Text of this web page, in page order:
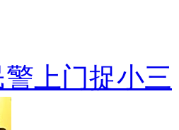
上门捉小三